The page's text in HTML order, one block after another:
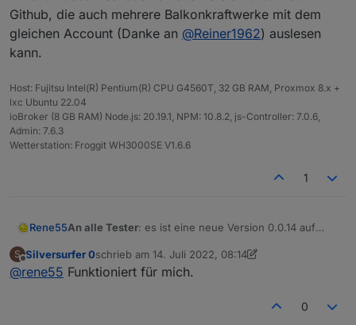
Github, die auch mehrere Balkonkraftwerke mit dem
gleichen Account (Danke an @Reiner1962) auslesen
kann.
Host: Fujitsu Intel(R) Pentium(R) CPU G4560T, 32 GB RAM, Proxmox 8.x +
lxc Ubuntu 22.04
ioBroker (8 GB RAM) Node.js: 20.19.1, NPM: 10.8.2, js-Controller: 7.0.6,
Admin: 7.6.3
Wetterstation: Froggit WH3000SE V1.6.6
1
Rene55An alle Tester: es ist eine neue Version 0.0.14 auf
gleichen Account (Danke an@ Reiner1962
kann.
S
Offline
Silversurfer 0schrieb am 14. Juli 2022, 08:14
zuletzt editiert von Silversurfer 0
@rene55 Funktioniert für mich.
0